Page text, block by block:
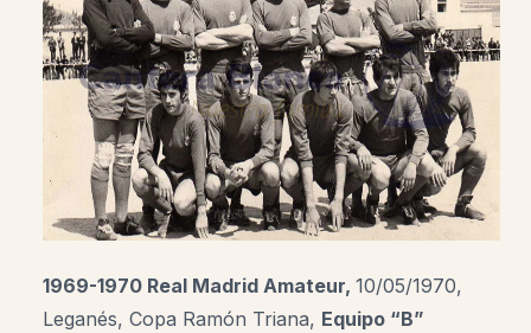
1969-1970 Real Madrid Amateur, 10/05/1970,
Leganés, Copa Ramón Triana, Equipo “B”